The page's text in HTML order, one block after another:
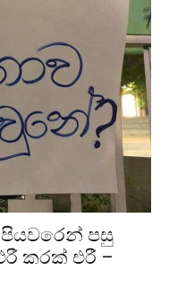
පසු
කරක් එරී –